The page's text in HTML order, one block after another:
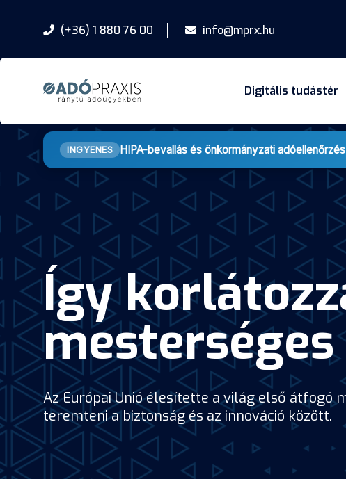
(+36) 1 880 76 00 info@mprx.hu
Digitális tudástér
INGYENES HIPA-bevallás és önkormányzati adóellenőrzés
Így
Az Európai Unió élesítette a világ első átfogó
teremteni a biztonság és az innováció között.